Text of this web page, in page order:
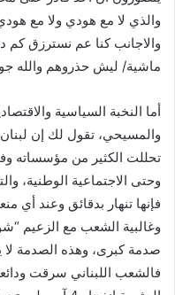
والذي لا مع هودي ولا مع
والاجانب كنا عم نسترزق كم
ماشية/ ليش حذروهم والله جو
أما النخبة السياسية
والمسيحي، تقول لك إن لبنان
تحللت الكثير من مؤسساته
وحتى الاجتماعية الوطنية،
فإنها تنهار بدقائق وعند
وغالبية الشعب مع الزعيم
صدمة كبرى، وهذه الصدمة لا
فالشعب اللبناني سرقت